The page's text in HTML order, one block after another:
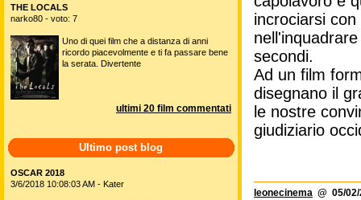
incrociarsi
secondi.
Ad un film
disegnano il
le nostre
giudiziario
leonecinema @ 05/
THE LOCALS
narko80 - voto: 7
Uno di quei film che a distanza di anni
ricordo piacevolmente e ti fa passare bene
la serata. Divertente
ultimi 20 film commentati
Ultimo post blog
OSCAR 2018
3/6/2018 10:08:03 AM - Kater